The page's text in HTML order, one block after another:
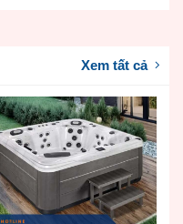
Xem tất cả